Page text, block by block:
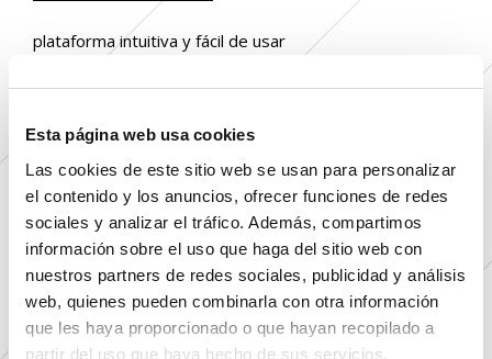
Esta página web usa cookies
Las cookies de este sitio web se usan para personalizar
el contenido y los anuncios, ofrecer funciones de redes
sociales y analizar el tráfico. Además, compartimos
información sobre el uso que haga del sitio web con
nuestros partners de redes sociales, publicidad y análisis
web, quienes pueden combinarla con otra información
que les haya proporcionado o que hayan recopilado a
partir del uso que haya hecho de sus servicios.
plataforma intuitiva y fácil de usar
Autenticación fuerte
con OTP
sistema de autenticación multifactor